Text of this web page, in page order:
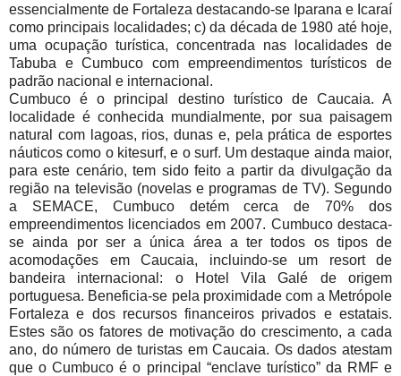
essencialmente de Fortaleza destacando-se Iparana e Icaraí
como principais localidades; c) da década de 1980 até hoje,
uma ocupação turística, concentrada nas localidades de
Tabuba e Cumbuco com empreendimentos turísticos de
padrão nacional e internacional.
Cumbuco é o principal destino turístico de Caucaia. A
localidade é conhecida mundialmente, por sua paisagem
natural com lagoas, rios, dunas e, pela prática de esportes
náuticos como o kitesurf, e o surf. Um destaque ainda maior,
para este cenário, tem sido feito a partir da divulgação da
região na televisão (novelas e programas de TV). Segundo
a SEMACE, Cumbuco detém cerca de 70% dos
empreendimentos licenciados em 2007. Cumbuco destaca-
se ainda por ser a única área a ter todos os tipos de
acomodações em Caucaia, incluindo-se um resort de
bandeira internacional: o Hotel Vila Galé de origem
portuguesa. Beneficia-se pela proximidade com a Metrópole
Fortaleza e dos recursos financeiros privados e estatais.
Estes são os fatores de motivação do crescimento, a cada
ano, do número de turistas em Caucaia. Os dados atestam
que o Cumbuco é o principal “enclave turístico” da RMF e